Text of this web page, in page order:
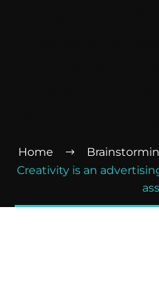
Home
Creativity is an